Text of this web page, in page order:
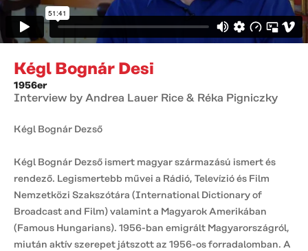
Kégl Bognár Desi
1956er
Interview by Andrea Lauer Rice & Réka Pigniczky
Kégl Bognár Dezső
Kégl Bognár Dezső ismert magyar származású ismert és
rendező. Legismertebb művei a Rádió, Televízió és Film
Nemzetközi Szakszótára (International Dictionary of
Broadcast and Film) valamint a Magyarok Amerikában
(Famous Hungarians). 1956-ban emigrált Magyarországról,
miután aktív szerepet játszott az 1956-os forradalomban. A